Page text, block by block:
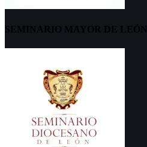
SEMINARIO MAYOR DE LEÓN